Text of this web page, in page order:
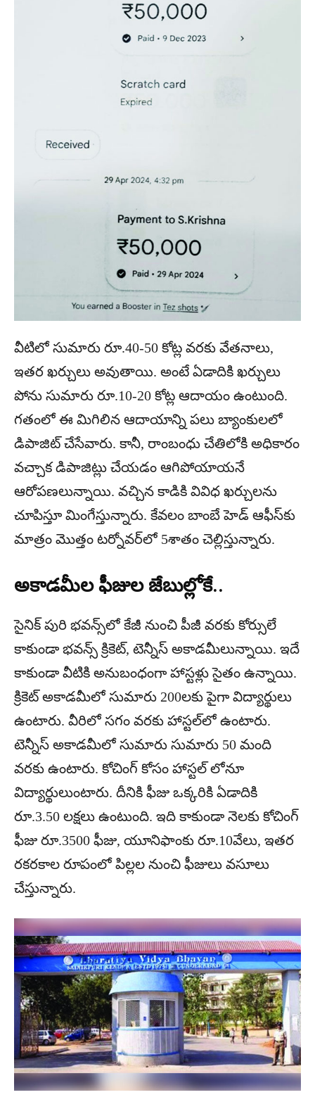
వీటిలో సుమారు రూ.40-50 కోట్ల వరకు వేతనాలు,
ఇతర ఖర్చులు అవుతాయి. అంటే ఏడాదికి ఖర్చులు
పోను సుమారు రూ.10-20 కోట్ల ఆదాయం ఉంటుంది.
గతంలో ఈ మిగిలిన ఆదాయాన్ని పలు బ్యాంకులలో
డిపాజిట్ చేసేవారు. కానీ, రాంబంధు చేతిలోకి అధికారం
వచ్చాక డిపాజిట్లు చేయడం ఆగిపోయాయనే
ఆరోపణలున్నాయి. వచ్చిన కాడికి వివిధ ఖర్చులను
చూపిస్తూ మింగేస్తున్నారు. కేవలం బాంబే హెడ్ ఆఫీస్‌కు
మాత్రం మొత్తం టర్నోవర్‌లో 5శాతం చెల్లిస్తున్నారు.
అకాడమీల ఫీజుల జేబుల్లోకే..
సైనిక్ పురి భవన్స్‌లో కేజీ నుంచి పీజీ వరకు కోర్సులే
కాకుండా భవన్స్ క్రికెట్, టెన్నీస్ అకాడమీలున్నాయి. ఇదే
కాకుండా వీటికి అనుబంధంగా హాస్టళ్లు సైతం ఉన్నాయి.
క్రికెట్ అకాడమీలో సుమారు 200లకు పైగా విద్యార్థులు
ఉంటారు. వీరిలో సగం వరకు హాస్టల్‌లో ఉంటారు.
టెన్నీస్ అకాడమీలో సుమారు సుమారు 50 మంది
వరకు ఉంటారు. కోచింగ్ కోసం హాస్టల్ లోనూ
విద్యార్థులుంటారు. దీనికి ఫీజు ఒక్కరికి ఏడాదికి
రూ.3.50 లక్షలు ఉంటుంది. ఇది కాకుండా నెలకు కోచింగ్
ఫీజు రూ.3500 ఫీజు, యూనిఫాంకు రూ.10వేలు, ఇతర
రకరకాల రూపంలో పిల్లల నుంచి ఫీజులు వసూలు
చేస్తున్నారు.